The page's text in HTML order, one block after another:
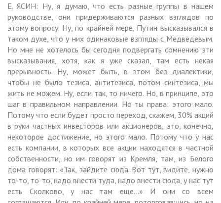
Е. ЯСИН: Ну, я думаю, что есть разные группы в нашем
руководстве, они придерживаются разных взглядов по
этому вопросу. Ну, по крайней мере, Путин высказывался в
таком духе, что у них одинаковые взгляды с Медведевым.
Но мне не хотелось бы сегодня подвергать сомнению эти
высказывания, хотя, как я уже сказал, там есть некая
прерывность. Ну, может быть, в этом без диалектики,
чтобы не было тезиса, антитезиса, потом синтезиса, мы
жить не можем. Ну, если так, то ничего. Но, в принципе, это
шаг в правильном направлении. Но ты права: этого мало.
Потому что если будет просто переход, скажем, 30% акций
в руки частных инвесторов или акционеров, это, конечно,
некоторое достижение, но этого мало. Потому что у нас
есть компании, в которых все акции находятся в частной
собственности, но им говорят из Кремля, там, из Белого
дома говорят: «Так, зайдите сюда. Вот тут, видите, нужно
то-то, то-то, надо внести туда, надо внести сюда, у нас тут
есть Сколково, у нас там еще…» И они со всем